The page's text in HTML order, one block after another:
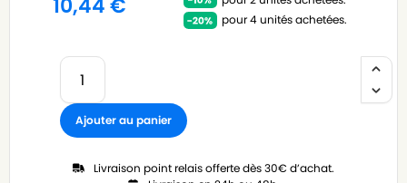
10,44€
pour 4 unités achetées.
Ajouter au panier
Livraison point relais offerte dès 30€ d’achat.